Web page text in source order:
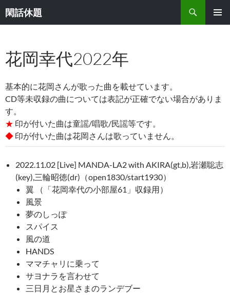
閑話休題
索
ン
ツ
ス
キ
ッ
プ
花岡幸代2022年
基本的に花岡さんが歌った曲を載せています。
CD等未収録の曲については表記が正確でない場合がありま
す。
★ 印が付いた曲は童謡/唱歌/民謡等です。
◆ 印が付いた曲は花岡さんは歌っていません。
2022.11.02 [Live] MANDA-LA2 with AKIRA(gt,b),岩瀬聡志
(key),三輪昭徳(dr)（open1830/start1930）
翼 （「花岡幸代の小部屋61」収録用）
風景
夢のしっぽ
スパイス
風の道
HANDS
ママチャリに乗って
サヨナラを言わせて
三日月とお星さまのランデブー